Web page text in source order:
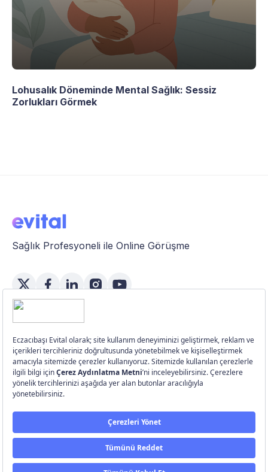
Bu makaleyi paylaş:
Lohusalık Döneminde Mental Sağlık: Sessiz
Zorlukları Görmek
Sağlık Profesyoneli ile Online Görüşme
Üye Girişi
Üye Ol
©Eczacıbaşı Evital2026.GhostvePortoile yayımlandı
Yukarı Çık